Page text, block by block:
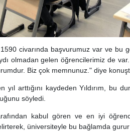
1590 civarında başvurumuz var ve bu
olmadan gelen öğrencilerimiz de
Biz çok memnunuz." diye
arttığını kaydeden Yıldırım, bu
söyledi.
kabul gören ve en iyi
üniversiteyle bu bağlamda gurur